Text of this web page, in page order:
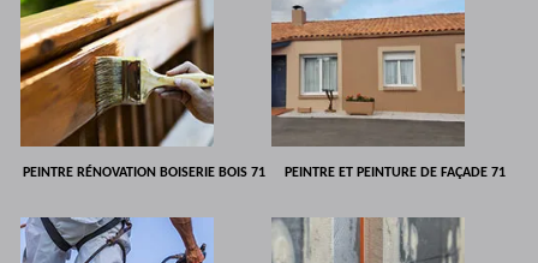
PEINTRE RÉNOVATION BOISERIE BOIS 71 PEINTRE ET PEINTURE DE FAÇADE 71